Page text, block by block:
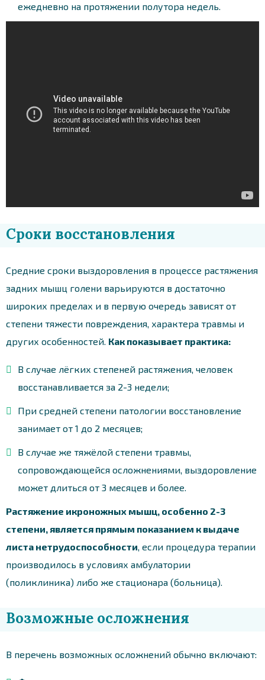
ежедневно на протяжении полутора недель.
Сроки восстановления
Средние сроки выздоровления в процессе растяжения
задних мышц голени варьируются в достаточно
широких пределах и в первую очередь зависят от
степени тяжести повреждения, характера травмы и
других особенностей. Как показывает практика:
В случае лёгких степеней растяжения, человек
восстанавливается за 2-3 недели;
При средней степени патологии восстановление
занимает от 1 до 2 месяцев;
В случае же тяжёлой степени травмы,
сопровождающейся осложнениями, выздоровление
может длиться от 3 месяцев и более.
Растяжение икроножных мышц, особенно 2-3
степени, является прямым показанием к выдаче
листа нетрудоспособности, если процедура терапии
производилось в условиях амбулатории
(поликлиника) либо же стационара (больница).
Возможные осложнения
В перечень возможных осложнений обычно включают: